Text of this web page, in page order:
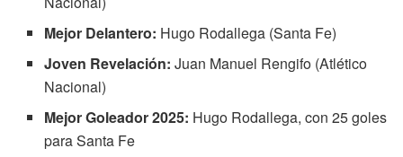
Mejor Delantero: Hugo Rodallega (Santa Fe)
Joven Revelación: Juan Manuel Rengifo (Atlético
Nacional)
Mejor Goleador 2025: Hugo Rodallega, con 25 goles
para Santa Fe